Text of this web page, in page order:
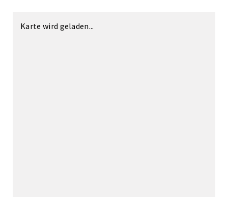
Karte wird geladen...